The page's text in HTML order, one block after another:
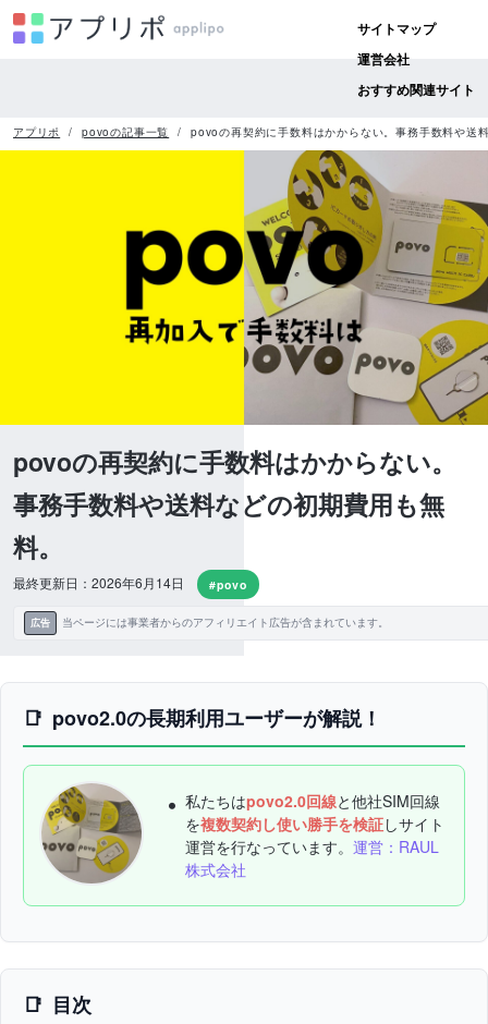
サイトマップ
運営会社
おすすめ関連サイト
アプリポ povoの記事一覧 povoの再契約に手数料はかからない。事務手数料や送
povoの再契約に手数料はかからない。
事務手数料や送料などの初期費用も無
料。
最終更新日：2026年6月14日 #povo
広告 当ページには事業者からのアフィリエイト広告が含まれています。
povo2.0の長期利用ユーザーが解説！
私たちはpovo2.0回線と他社SIM回線
を複数契約し使い勝手を検証しサイト
運営を行なっています。 運営：RAUL
株式会社
目次